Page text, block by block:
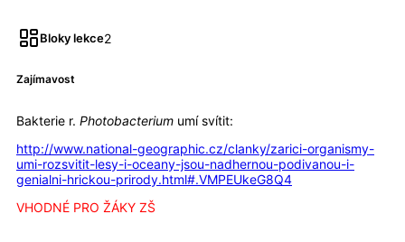
Bloky lekce2
Zajímavost
Bakterie r. Photobacterium umí svítit:
http://www.national-geographic.cz/clanky/zarici-organismy-
umi-rozsvitit-lesy-i-oceany-jsou-nadhernou-podivanou-i-
genialni-hrickou-prirody.html#.VMPEUkeG8Q4
VHODNÉ PRO ŽÁKY ZŠ